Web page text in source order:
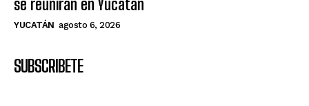
se reunirán en Yucatán
YUCATÁN agosto 6, 2026
SUBSCRIBETE